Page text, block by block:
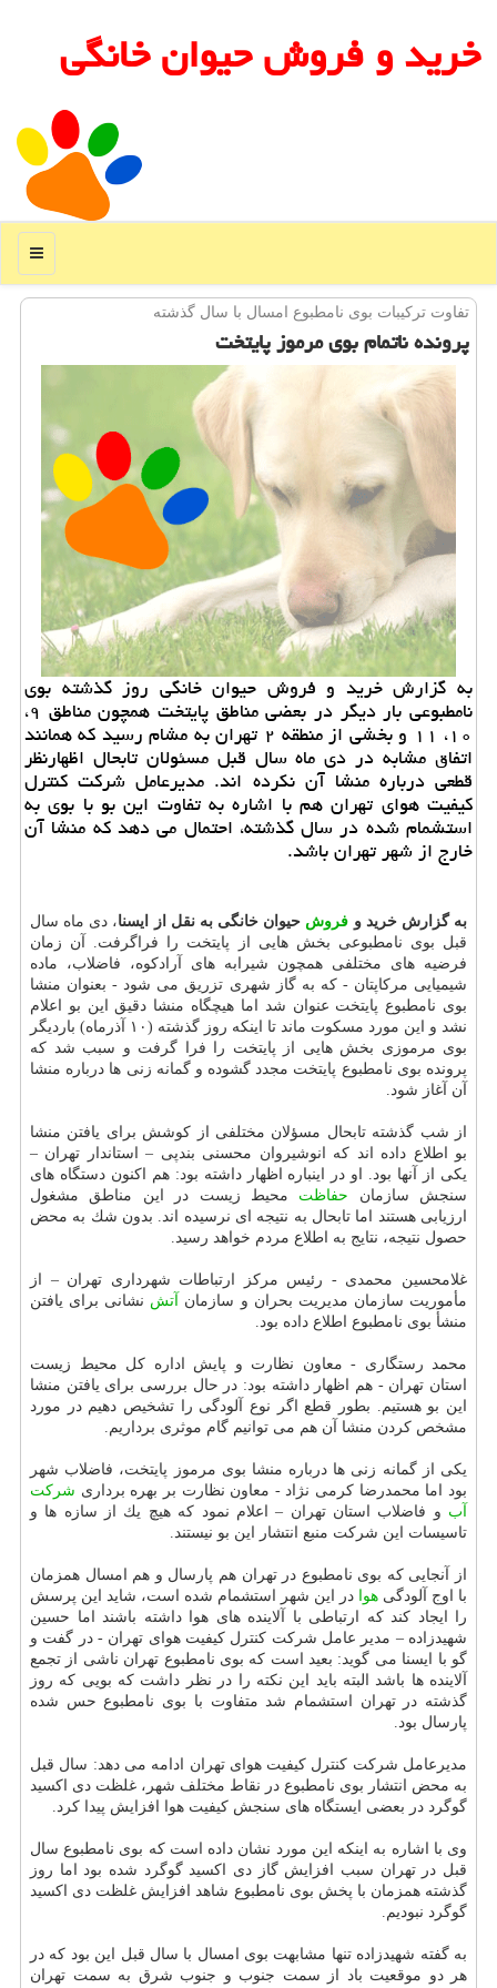
خرید و فروش حیوان خانگی
منو
تفاوت تركیبات بوی نامطبوع امسال با سال گذشته
پرونده ناتمام بوی مرموز پایتخت
به گزارش خرید و فروش حیوان خانگی روز گذشته بوی
نامطبوعی بار دیگر در بعضی مناطق پایتخت همچون مناطق ۹،
۱۰، ۱۱ و بخشی از منطقه ۲ تهران به مشام رسید كه همانند
اتفاق مشابه در دی ماه سال قبل مسئولان تابحال اظهارنظر
قطعی درباره منشا آن نكرده اند. مدیرعامل شركت كنترل
كیفیت هوای تهران هم با اشاره به تفاوت این بو با بوی به
استشمام شده در سال گذشته، احتمال می دهد كه منشا آن
خارج از شهر تهران باشد.
به گزارش خرید و فروش حیوان خانگی به نقل از ایسنا، دی ماه سال
قبل بوی نامطبوعی بخش هایی از پایتخت را فراگرفت. آن زمان
فرضیه های مختلفی همچون شیرابه های آرادكوه، فاضلاب، ماده
شیمیایی مركاپتان - كه به گاز شهری تزریق می شود - بعنوان منشا
بوی نامطبوع پایتخت عنوان شد اما هیچگاه منشا دقیق این بو اعلام
نشد و این مورد مسكوت ماند تا اینكه روز گذشته (۱۰ آذرماه) باردیگر
بوی مرموزی بخش هایی از پایتخت را فرا گرفت و سبب شد كه
پرونده بوی نامطبوع پایتخت مجدد گشوده و گمانه زنی ها درباره منشا
آن آغاز شود.
از شب گذشته تابحال مسؤلان مختلفی از كوشش برای یافتن منشا
بو اطلاع داده اند كه انوشیروان محسنی بندپی – استاندار تهران –
یكی از آنها بود. او در اینباره اظهار داشته بود: هم اكنون دستگاه های
سنجش سازمان حفاظت محیط زیست در این مناطق مشغول
ارزیابی هستند اما تابحال به نتیجه ای نرسیده اند. بدون شك به محض
حصول نتیجه، نتایج به اطلاع مردم خواهد رسید.
غلامحسین محمدی - رئیس مركز ارتباطات شهرداری تهران – از
مأموریت سازمان مدیریت بحران و سازمان آتش نشانی برای یافتن
منشأ بوی نامطبوع اطلاع داده بود.
محمد رستگاری - معاون نظارت و پایش اداره كل محیط زیست
استان تهران - هم اظهار داشته بود: در حال بررسی برای یافتن منشا
این بو هستیم. بطور قطع اگر نوع آلودگی را تشخیص دهیم در مورد
مشخص كردن منشا آن هم می توانیم گام موثری برداریم.
یكی از گمانه زنی ها درباره منشا بوی مرموز پایتخت، فاضلاب شهر
بود اما محمدرضا كرمی نژاد - معاون نظارت بر بهره برداری شركت
آب و فاضلاب استان تهران – اعلام نمود كه هیچ یك از سازه ها و
تاسیسات این شركت منبع انتشار این بو نیستند.
از آنجایی كه بوی نامطبوع در تهران هم پارسال و هم امسال همزمان
با اوج آلودگی هوا در این شهر استشمام شده است، شاید این پرسش
را ایجاد كند كه ارتباطی با آلاینده های هوا داشته باشند اما حسین
شهیدزاده – مدیر عامل شركت كنترل كیفیت هوای تهران - در گفت و
گو با ایسنا می گوید: بعید است كه بوی نامطبوع تهران ناشی از تجمع
آلاینده ها باشد البته باید این نكته را در نظر داشت كه بویی كه روز
گذشته در تهران استشمام شد متفاوت با بوی نامطبوع حس شده
پارسال بود.
مدیرعامل شركت كنترل كیفیت هوای تهران ادامه می دهد: سال قبل
به محض انتشار بوی نامطبوع در نقاط مختلف شهر، غلظت دی اكسید
گوگرد در بعضی ایستگاه های سنجش كیفیت هوا افزایش پیدا كرد.
وی با اشاره به اینكه این مورد نشان داده است كه بوی نامطبوع سال
قبل در تهران سبب افزایش گاز دی اكسید گوگرد شده بود اما روز
گذشته همزمان با پخش بوی نامطبوع شاهد افزایش غلظت دی اكسید
گوگرد نبودیم.
به گفته شهیدزاده تنها مشابهت بوی امسال با سال قبل این بود كه در
هر دو موقعیت باد از سمت جنوب و جنوب شرق به سمت تهران